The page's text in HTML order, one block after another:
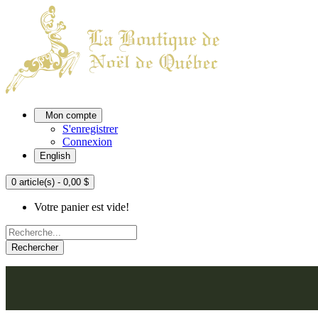
Mon compte
S'enregistrer
Connexion
English
0 article(s) - 0,00 $
Votre panier est vide!
Rechercher